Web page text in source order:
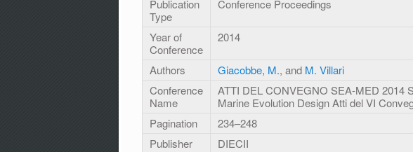
Publication
Type
Conference Proceedings
Year of
Conference
2014
Authors Giacobbe, M., and M. Villari
Conference
Name
ATTI DEL CONVEGNO SEA-MED 2014
Marine Evolution Design Atti del VI
Pagination
234–248
Publisher
DIECII